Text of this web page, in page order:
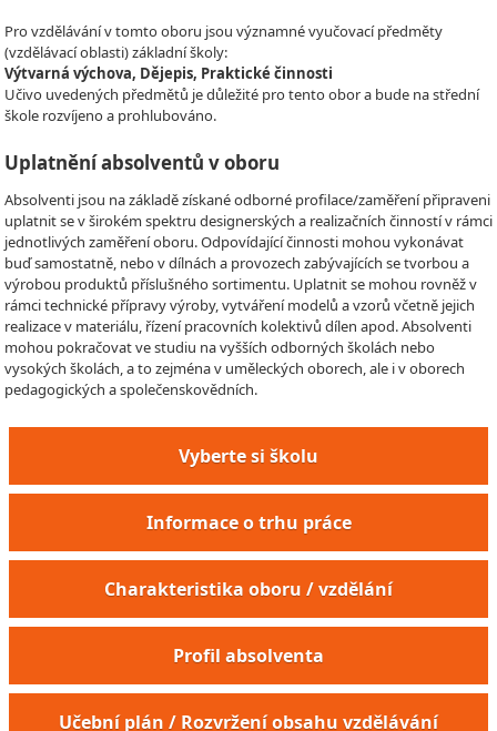
Pro vzdělávání v tomto oboru jsou významné vyučovací předměty
(vzdělávací oblasti) základní školy:
Výtvarná výchova, Dějepis, Praktické činnosti
Učivo uvedených předmětů je důležité pro tento obor a bude na střední
škole rozvíjeno a prohlubováno.
Uplatnění absolventů v oboru
Absolventi jsou na základě získané odborné profilace/zaměření připraveni
uplatnit se v širokém spektru designerských a realizačních činností v rámci
jednotlivých zaměření oboru. Odpovídající činnosti mohou vykonávat
buď samostatně, nebo v dílnách a provozech zabývajících se tvorbou a
výrobou produktů příslušného sortimentu. Uplatnit se mohou rovněž v
rámci technické přípravy výroby, vytváření modelů a vzorů včetně jejich
realizace v materiálu, řízení pracovních kolektivů dílen apod. Absolventi
mohou pokračovat ve studiu na vyšších odborných školách nebo
vysokých školách, a to zejména v uměleckých oborech, ale i v oborech
pedagogických a společenskovědních.
Vyberte si školu
Informace o trhu práce
Charakteristika oboru / vzdělání
Profil absolventa
Učební plán / Rozvržení obsahu vzdělávání